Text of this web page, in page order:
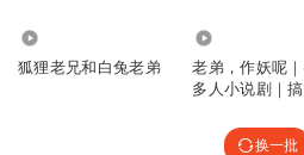
小雅提醒您多听书
👍
狐狸老兄和白兔老弟
老弟，作妖呢
多人小说剧｜
换一批